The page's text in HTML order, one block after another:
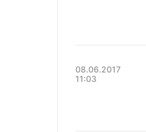
08.06.2017
11:03